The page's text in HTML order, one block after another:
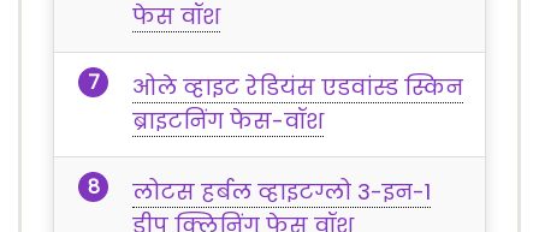
फेस वॉश
ओले व्हाइट रेडियंस एडवांस्ड स्किन
ब्राइटनिंग फेस-वॉश
लोटस हर्बल व्हाइटग्लो 3-इन-1
डीप क्लिनिंग फेस वॉश